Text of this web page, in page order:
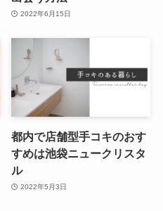
2022年6月15日
都内で店舗型手コキのおす
すめは池袋ニュークリスタ
ル
2022年5月3日